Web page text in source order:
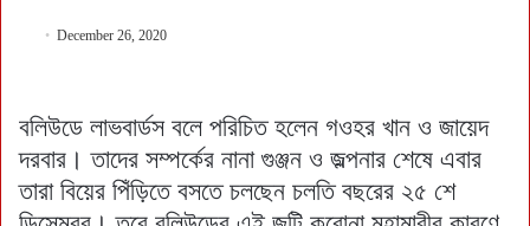
December 26, 2020
বলিউডে লাভবার্ডস বলে পরিচিত হলেন গওহর খান ও জায়েদ
দরবার। তাদের সম্পর্কের নানা গুঞ্জন ও জল্পনার শেষে এবার
তারা বিয়ের পিঁড়িতে বসতে চলছেন চলতি বছরের ২৫ শে